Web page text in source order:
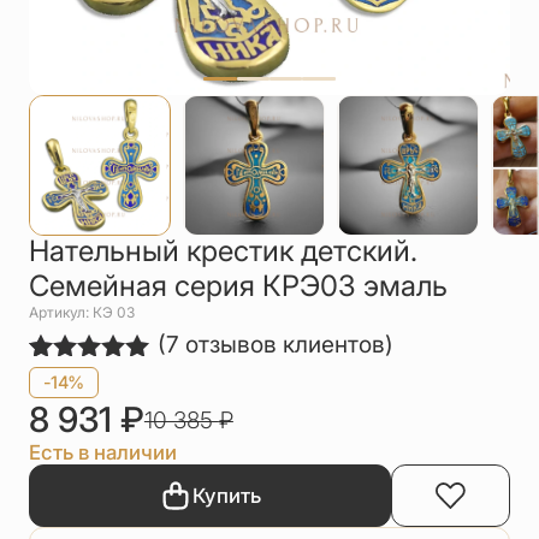
Цепи
Чётки
Шнурки на
шею
Другое
Нательный крестик детский.
Семейная серия КРЭ03 эмаль
Артикул: КЭ 03
Рейтинг
5.00из 5
на основе
опроса
7
пользователей
(7 отзывов клиентов)
-14%
8 931 ₽10 385₽
Есть в наличии
Купить